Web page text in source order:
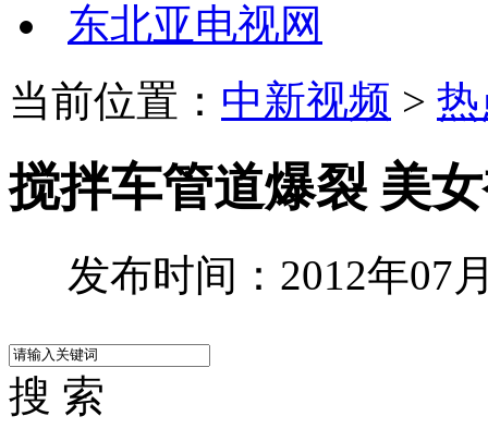
东北亚电视网
当前位置： 中新视频 >
搅拌车管道爆裂 美
发布时间：2012年07
搜 索